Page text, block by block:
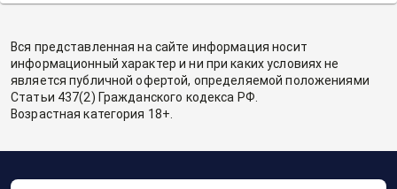
Вся представленная на сайте информация носит
информационный характер и ни при каких условиях не
является публичной офертой, определяемой положениями
Статьи 437(2) Гражданского кодекса РФ.
Возрастная категория 18+.